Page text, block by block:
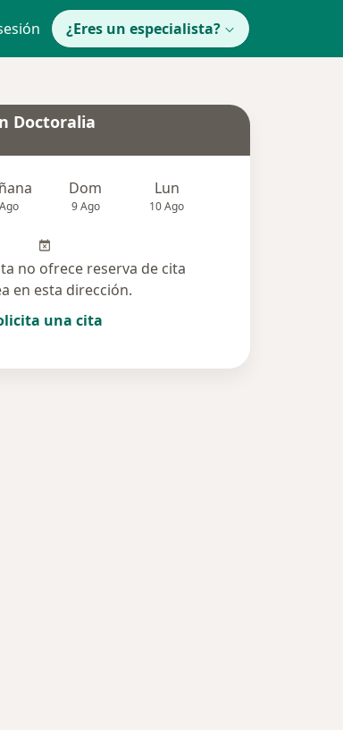
¿Eres un especialista?
Doctoralia
Dom
9 Ago
Lun
10 Ago
no ofrece reserva de cita
en esta dirección.
una cita